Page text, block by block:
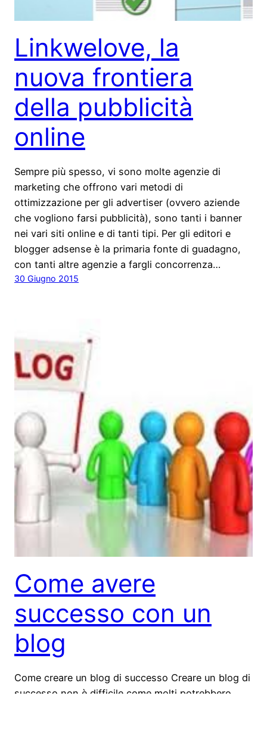
Linkwelove, la
nuova frontiera
della pubblicità
online
Sempre più spesso, vi sono molte agenzie di
marketing che offrono vari metodi di
ottimizzazione per gli advertiser (ovvero aziende
che vogliono farsi pubblicità), sono tanti i banner
nei vari siti online e di tanti tipi. Per gli editori e
blogger adsense è la primaria fonte di guadagno,
con tanti altre agenzie a fargli concorrenza…
30 Giugno 2015
Come avere
successo con un
blog
Come creare un blog di successo Creare un blog di
successo non è difficile come molti potrebbero